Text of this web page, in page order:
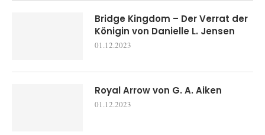
Bridge Kingdom – Der Verrat der
Königin von Danielle L. Jensen
01.12.2023
Royal Arrow von G. A. Aiken
01.12.2023